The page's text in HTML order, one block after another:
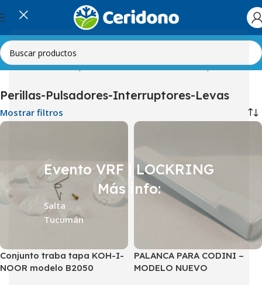
Evento VRF | LOCKRING
Más info:
Salta
Tucumán
Blanca Secarropas Perillas-Pulsadores-Interruptores-Levas
Perillas-Pulsadores-Interruptores-Levas
Mostrar filtros
Conjunto traba tapa KOH-I-
NOOR modelo B2050
PALANCA PARA CODINI –
MODELO NUEVO